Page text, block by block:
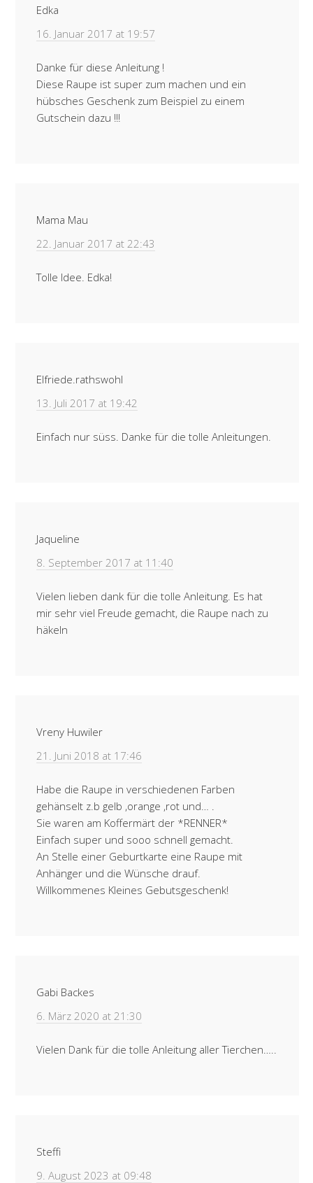
Edka
16. Januar 2017 at 19:57
Danke für diese Anleitung !
Diese Raupe ist super zum machen und ein
hübsches Geschenk zum Beispiel zu einem
Gutschein dazu !!!
Mama Mau
22. Januar 2017 at 22:43
Tolle Idee. Edka!
Elfriede.rathswohl
13. Juli 2017 at 19:42
Einfach nur süss. Danke für die tolle Anleitungen.
Jaqueline
8. September 2017 at 11:40
Vielen lieben dank für die tolle Anleitung. Es hat
mir sehr viel Freude gemacht, die Raupe nach zu
häkeln
Vreny Huwiler
21. Juni 2018 at 17:46
Habe die Raupe in verschiedenen Farben
gehänselt z.b gelb ,orange ,rot und… .
Sie waren am Koffermärt der *RENNER*
Einfach super und sooo schnell gemacht.
An Stelle einer Geburtkarte eine Raupe mit
Anhänger und die Wünsche drauf.
Willkommenes Kleines Gebutsgeschenk!
Gabi Backes
6. März 2020 at 21:30
Vielen Dank für die tolle Anleitung aller Tierchen…..
Steffi
9. August 2023 at 09:48